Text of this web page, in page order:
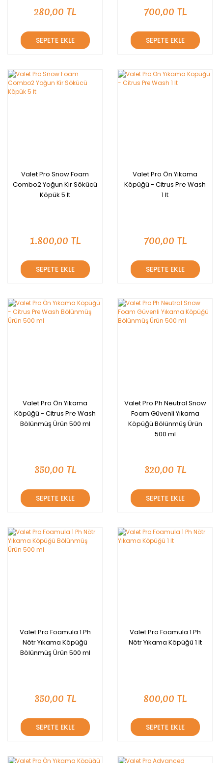
280,00 TL
SEPETE EKLE
700,00 TL
SEPETE EKLE
Valet Pro Snow Foam
Combo2 Yoğun Kir Sökücü
Köpük 5 lt
1.800,00 TL
SEPETE EKLE
Valet Pro Ön Yıkama
Köpüğü - Citrus Pre Wash
1 lt
700,00 TL
SEPETE EKLE
Valet Pro Ön Yıkama
Köpüğü - Citrus Pre Wash
Bölünmüş Ürün 500 ml
350,00 TL
SEPETE EKLE
Valet Pro Ph Neutral Snow
Foam Güvenli Yıkama
Köpüğü Bölünmüş Ürün
500 ml
320,00 TL
SEPETE EKLE
Valet Pro Foamula 1 Ph
Nötr Yıkama Köpüğü
Bölünmüş Ürün 500 ml
350,00 TL
SEPETE EKLE
Valet Pro Foamula 1 Ph
Nötr Yıkama Köpüğü 1 lt
800,00 TL
SEPETE EKLE